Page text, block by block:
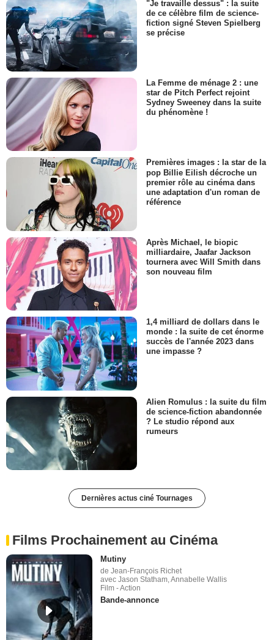
"Je travaille dessus" : la suite
de ce célèbre film de science-
fiction signé Steven Spielberg
se précise
La Femme de ménage 2 : une
star de Pitch Perfect rejoint
Sydney Sweeney dans la suite
du phénomène !
Premières images : la star de la
pop Billie Eilish décroche un
premier rôle au cinéma dans
une adaptation d'un roman de
référence
Après Michael, le biopic
milliardaire, Jaafar Jackson
tournera avec Will Smith dans
son nouveau film
1,4 milliard de dollars dans le
monde : la suite de cet énorme
succès de l'année 2023 dans
une impasse ?
Alien Romulus : la suite du film
de science-fiction abandonnée
? Le studio répond aux
rumeurs
Dernières actus ciné Tournages
Films Prochainement au Cinéma
Mutiny
de Jean-François Richet
avec Jason Statham, Annabelle Wallis
Film - Action
Bande-annonce